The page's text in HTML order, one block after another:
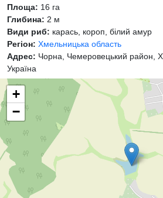
Площа: 16 га
Глибина: 2 м
Види риб: карась, короп, білий амур
Регіон: Хмельницька область
Адрес: Чорна, Чемеровецький район,
Україна
+
−